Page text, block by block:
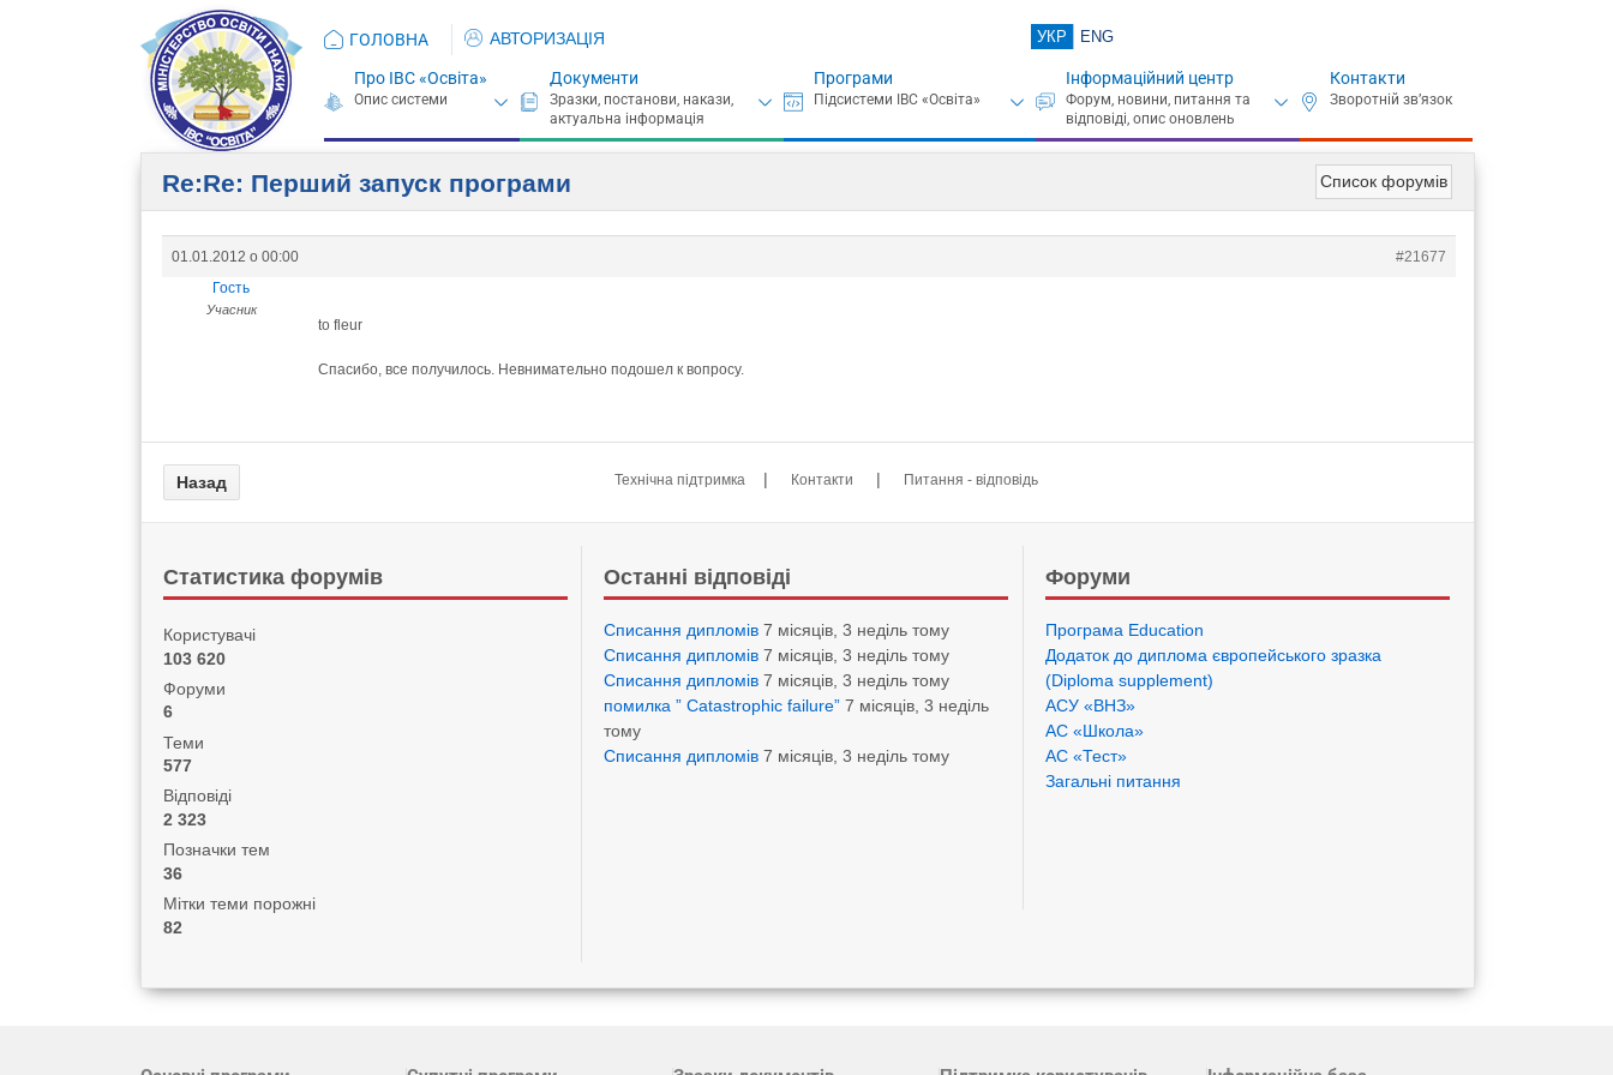
ГОЛОВНА АВТОРИЗАЦІЯ УКР ENG
Про ІВС «Освіта» Документи Програми Інформаційний центр Контакти
Список форумів
Re:Re: Перший запуск програми
01.01.2012 о 00:00
#21677
Гость
Учасник
to fleur
Спасибо, все получилось. Невнимательно подошел к вопросу.
Технічна підтримка | Контакти | Питання - відповідь
Статистика форумів
Користувачі
103 620
Форуми
6
Теми
577
Відповіді
2 323
Позначки тем
36
Мітки теми порожні
82
Останні відповіді
Списання дипломів 7 місяців, 3 неділь тому
Списання дипломів 7 місяців, 3 неділь тому
Списання дипломів 7 місяців, 3 неділь тому
помилка ” Catastrophic failure” 7 місяців, 3 неділь
тому
Списання дипломів 7 місяців, 3 неділь тому
Форуми
Програма Eduсation
Додаток до диплома європейського зразка
(Diploma supplement)
АСУ «ВНЗ»
АС «Школа»
АС «Тест»
Загальні питання